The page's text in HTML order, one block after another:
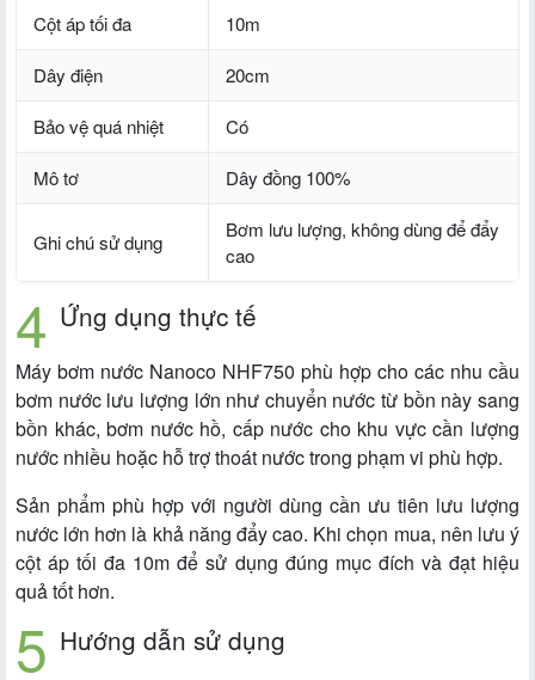
Cột áp tối đa 10m
Dây điện 20cm
Bảo vệ quá nhiệt Có
Mô tơ Dây đồng 100%
Ghi chú sử dụng
Bơm lưu lượng, không dùng để đẩy
cao
Ứng dụng thực tế
Máy bơm nước Nanoco NHF750 phù hợp cho các nhu cầu
bơm nước lưu lượng lớn như chuyển nước từ bồn này sang
bồn khác, bơm nước hồ, cấp nước cho khu vực cần lượng
nước nhiều hoặc hỗ trợ thoát nước trong phạm vi phù hợp.
Sản phẩm phù hợp với người dùng cần ưu tiên lưu lượng
nước lớn hơn là khả năng đẩy cao. Khi chọn mua, nên lưu ý
cột áp tối đa 10m để sử dụng đúng mục đích và đạt hiệu
quả tốt hơn.
Hướng dẫn sử dụng